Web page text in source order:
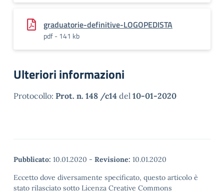
graduatorie-definitive-LOGOPEDISTA
pdf - 141 kb
Ulteriori informazioni
Protocollo: Prot. n. 148 /c14 del 10-01-2020
Pubblicato: 10.01.2020 - Revisione: 10.01.2020
Eccetto dove diversamente specificato, questo articolo è
stato rilasciato sotto Licenza Creative Commons